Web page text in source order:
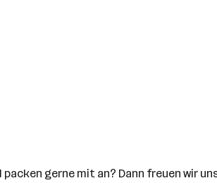
gerne mit an? Dann freuen wir